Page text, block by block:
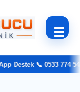
☰
Destek 📞 0533 774 54